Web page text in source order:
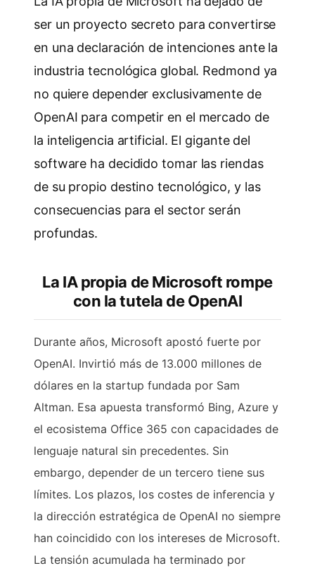
ser un proyecto secreto para convertirse
en una declaración de intenciones ante la
industria tecnológica global. Redmond ya
no quiere depender exclusivamente de
OpenAI para competir en el mercado de
la inteligencia artificial. El gigante del
software ha decidido tomar las riendas
de su propio destino tecnológico, y las
consecuencias para el sector serán
profundas.
La IA propia de Microsoft rompe
con la tutela de OpenAI
Durante años, Microsoft apostó fuerte por
OpenAI. Invirtió más de 13.000 millones de
dólares en la startup fundada por Sam
Altman. Esa apuesta transformó Bing, Azure y
el ecosistema Office 365 con capacidades de
lenguaje natural sin precedentes. Sin
embargo, depender de un tercero tiene sus
límites. Los plazos, los costes de inferencia y
la dirección estratégica de OpenAI no siempre
han coincidido con los intereses de Microsoft.
La tensión acumulada ha terminado por